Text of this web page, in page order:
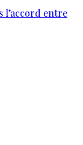
l’accord entre